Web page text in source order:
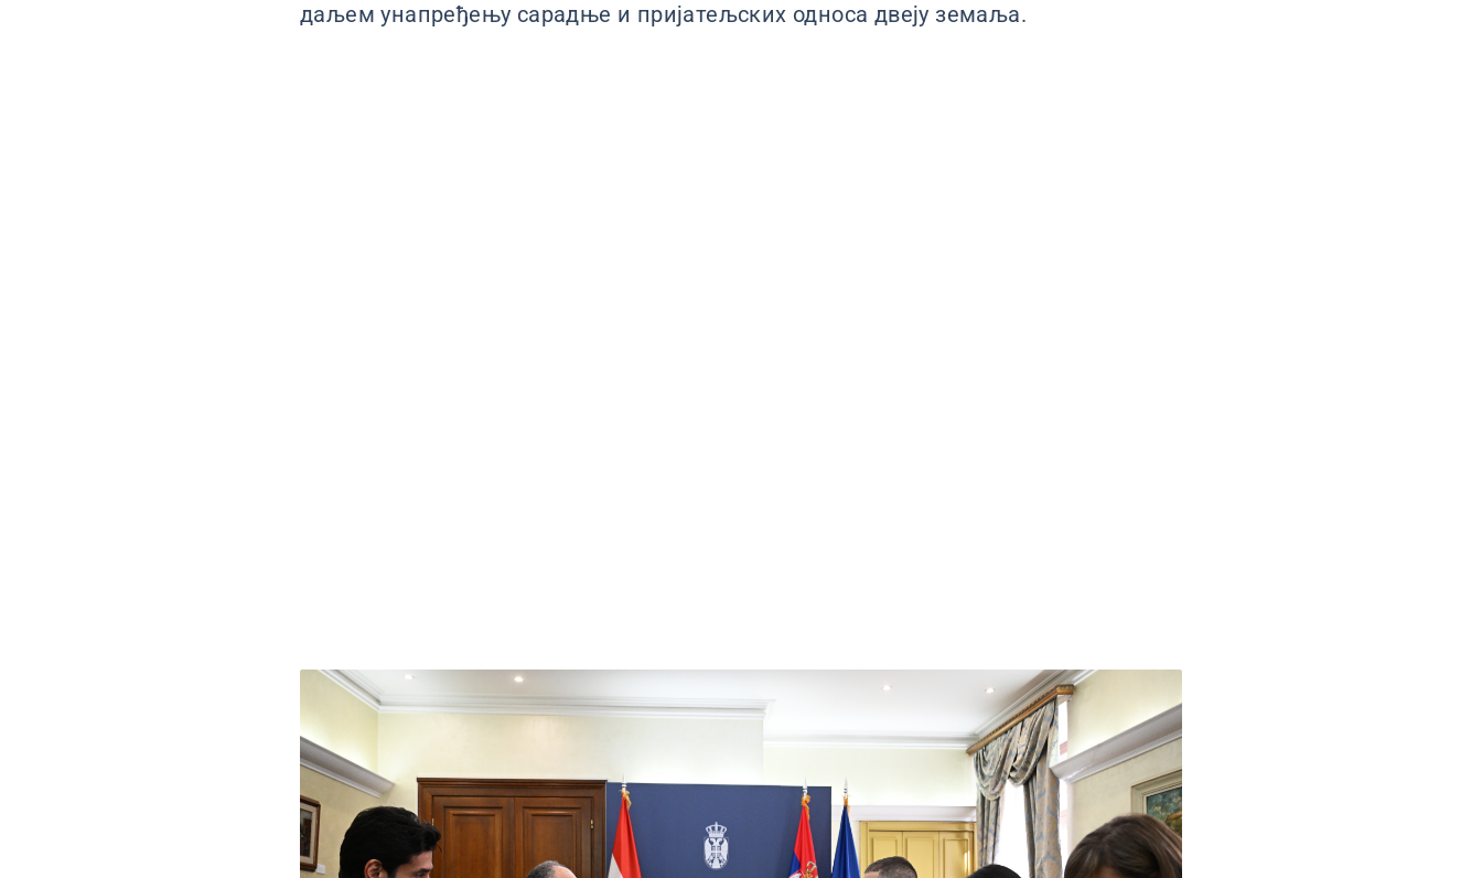
даљем унапређењу сарадње и пријатељских односа двеју земаља.